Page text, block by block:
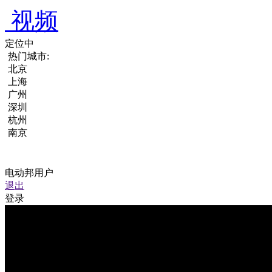
视频
定位中
热门城市:
北京
上海
广州
深圳
杭州
南京
电动邦用户
退出
登录